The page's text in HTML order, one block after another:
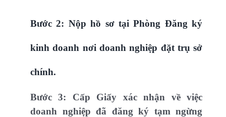
Bước 2: Nộp hồ sơ tại Phòng Đăng ký
kinh doanh nơi doanh nghiệp đặt trụ sở
chính.
Bước 3: Cấp Giấy xác nhận về việc
doanh nghiệp đã đăng ký tạm ngừng